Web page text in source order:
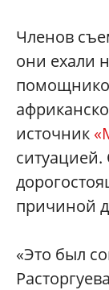
Членов
они ехали
источник
причиной
«Это был